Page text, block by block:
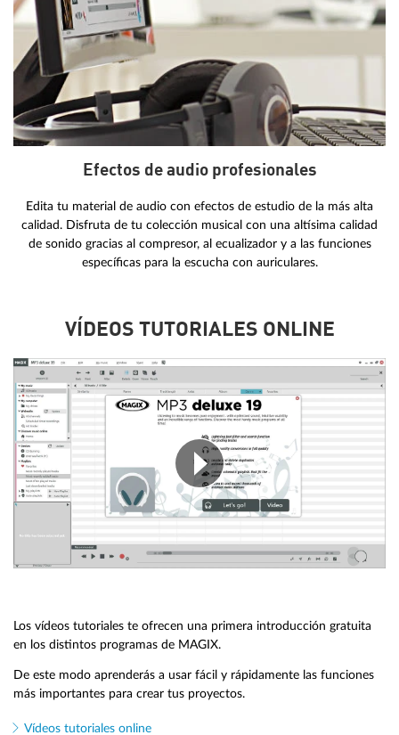
Efectos de audio profesionales
Edita tu material de audio con efectos de estudio de la más alta
calidad. Disfruta de tu colección musical con una altísima calidad
de sonido gracias al compresor, al ecualizador y a las funciones
específicas para la escucha con auriculares.
VÍDEOS TUTORIALES ONLINE
Los vídeos tutoriales te ofrecen una primera introducción gratuita
en los distintos programas de MAGIX.
De este modo aprenderás a usar fácil y rápidamente las funciones
más importantes para crear tus proyectos.
Vídeos tutoriales online